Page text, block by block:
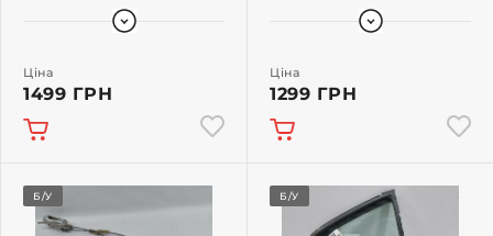
Ціна
1499 ГРН
Ціна
1299 ГРН
Б/У Б/У